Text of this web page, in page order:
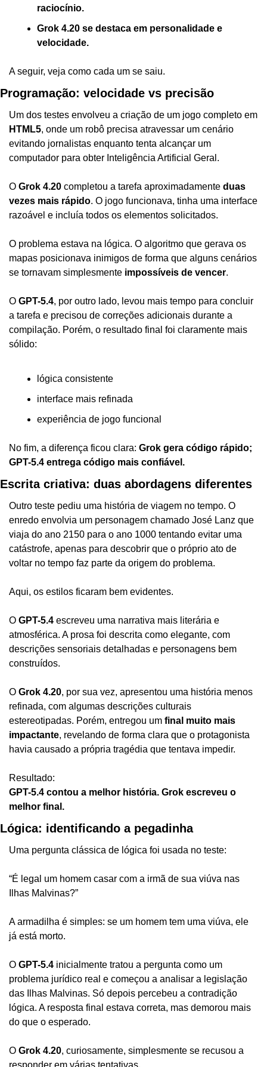
raciocínio.
Grok 4.20 se destaca em personalidade e
velocidade.
A seguir, veja como cada um se saiu.
Programação: velocidade vs precisão
HTML5, onde um robô precisa atravessar um cenário
evitando jornalistas enquanto tenta alcançar um
computador para obter Inteligência Artificial Geral.
O Grok 4.20 completou a tarefa aproximadamente duas
vezes mais rápido. O jogo funcionava, tinha uma interface
razoável e incluía todos os elementos solicitados.
O problema estava na lógica. O algoritmo que gerava os
mapas posicionava inimigos de forma que alguns cenários
se tornavam simplesmente impossíveis de vencer.
O GPT-5.4, por outro lado, levou mais tempo para concluir
a tarefa e precisou de correções adicionais durante a
compilação. Porém, o resultado final foi claramente mais
sólido:
lógica consistente
interface mais refinada
experiência de jogo funcional
No fim, a diferença ficou clara: Grok gera código rápido;
GPT-5.4 entrega código mais confiável.
Escrita criativa: duas abordagens diferentes
Outro teste pediu uma história de viagem no tempo. O
enredo envolvia um personagem chamado José Lanz que
viaja do ano 2150 para o ano 1000 tentando evitar uma
catástrofe, apenas para descobrir que o próprio ato de
voltar no tempo faz parte da origem do problema.
Aqui, os estilos ficaram bem evidentes.
O GPT-5.4 escreveu uma narrativa mais literária e
atmosférica. A prosa foi descrita como elegante, com
descrições sensoriais detalhadas e personagens bem
construídos.
O Grok 4.20, por sua vez, apresentou uma história menos
refinada, com algumas descrições culturais
estereotipadas. Porém, entregou um final muito mais
impactante, revelando de forma clara que o protagonista
havia causado a própria tragédia que tentava impedir.
Resultado:
GPT-5.4 contou a melhor história. Grok escreveu o
melhor final.
Lógica: identificando a pegadinha
Uma pergunta clássica de lógica foi usada no teste:
“É legal um homem casar com a irmã de sua viúva nas
Ilhas Malvinas?”
A armadilha é simples: se um homem tem uma viúva, ele
já está morto.
O GPT-5.4 inicialmente tratou a pergunta como um
problema jurídico real e começou a analisar a legislação
das Ilhas Malvinas. Só depois percebeu a contradição
lógica. A resposta final estava correta, mas demorou mais
do que o esperado.
O Grok 4.20, curiosamente, simplesmente se recusou a
responder em várias tentativas.